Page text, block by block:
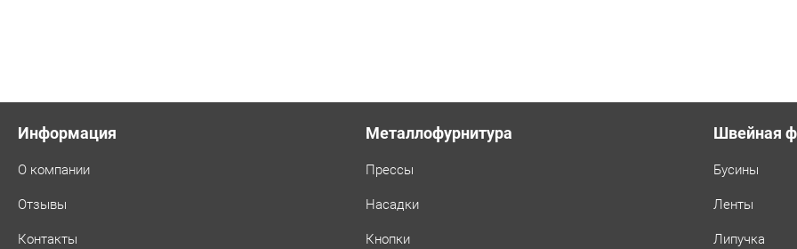
Информация
О компании
Отзывы
Контакты
Металлофурнитура
Прессы
Насадки
Кнопки
Швейная
Бусины
Ленты
Липучка